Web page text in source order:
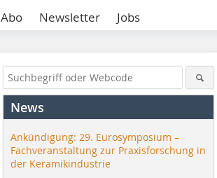
Abo Newsletter Jobs
News
Ankündigung: 29. Eurosymposium –
Fachveranstaltung zur Praxisforschung in
der Keramikindustrie